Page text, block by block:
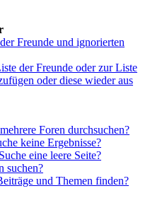
Freunde und ignorierten
der Freunde oder zur Liste
oder diese wieder aus
Foren durchsuchen?
keine Ergebnisse?
eine leere Seite?
suchen?
und Themen finden?